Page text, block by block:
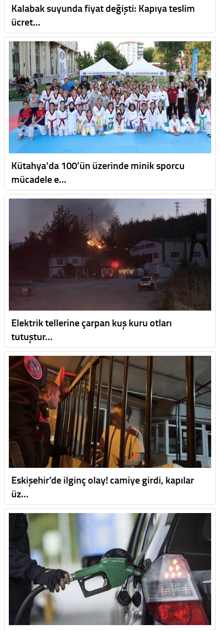
Kalabak suyunda fiyat değişti: Kapıya teslim
ücret…
Kütahya'da 100’ün üzerinde minik sporcu
mücadele e…
Elektrik tellerine çarpan kuş kuru otları
tutuştur…
Eskişehir’de ilginç olay! camiye girdi, kapılar
üz…